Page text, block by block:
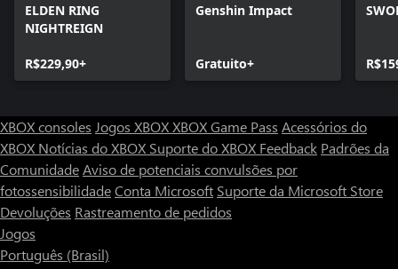
ELDEN RING
NIGHTREIGN
R$229,90+
Genshin Impact
Gratuito+
XBOX consoles Jogos XBOXXBOX Game Pass Acessórios do
XBOX Notícias do XBOX Suporte do XBOX Feedback Padrões da
ComunidadeAviso de potenciais convulsões por
fotossensibilidadeConta Microsoft Suporte da Microsoft Store
Devoluções Rastreamento de pedidos
Jogos
Português (Brasil)